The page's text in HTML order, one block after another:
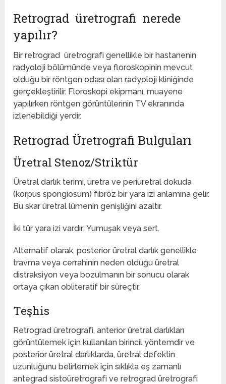
Retrograd üretrografi nerede
yapılır?
Bir retrograd üretrografi genellikle bir hastanenin
radyoloji bölümünde veya floroskopinin mevcut
olduğu bir röntgen odası olan radyoloji kliniğinde
gerçekleştirilir. Floroskopi ekipmanı, muayene
yapılırken röntgen görüntülerinin TV ekranında
izlenebildiği yerdir.
Retrograd Üretrografi Bulguları
Üretral Stenoz/Striktür
Üretral darlık terimi, üretra ve periüretral dokuda
(korpus spongiosum) fibröz bir yara izi anlamına gelir.
Bu skar üretral lümenin genişliğini azaltır.
İki tür yara izi vardır: Yumuşak veya sert.
Alternatif olarak, posterior üretral darlık genellikle
travma veya cerrahinin neden olduğu üretral
distraksiyon veya bozulmanın bir sonucu olarak
ortaya çıkan obliteratif bir süreçtir.
Teşhis
Retrograd üretrografi, anterior üretral darlıkları
görüntülemek için kullanılan birincil yöntemdir ve
posterior üretral darlıklarda, üretral defektin
uzunluğunu belirlemek için sıklıkla eş zamanlı
antegrad sistoüretrografi ve retrograd üretrografi